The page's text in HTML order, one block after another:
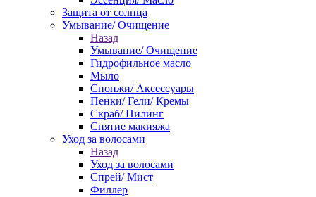
Защита от солнца
Умывание/ Очищение
Назад
Умывание/ Очищение
Гидрофильное масло
Мыло
Спонжи/ Аксессуары
Пенки/ Гели/ Кремы
Скраб/ Пилинг
Снятие макияжа
Уход за волосами
Назад
Уход за волосами
Спрей/ Мист
Филлер